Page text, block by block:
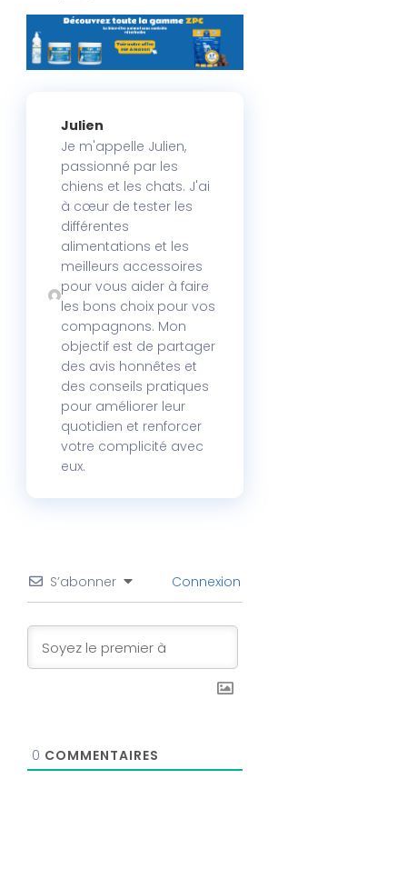
Julien
Je m'appelle Julien,
passionné par les
chiens et les chats. J'ai
à cœur de tester les
différentes
alimentations et les
meilleurs accessoires
pour vous aider à faire
les bons choix pour vos
compagnons. Mon
objectif est de partager
des avis honnêtes et
des conseils pratiques
pour améliorer leur
quotidien et renforcer
votre complicité avec
eux.
S’abonner Connexion
0 COMMENTAIRES